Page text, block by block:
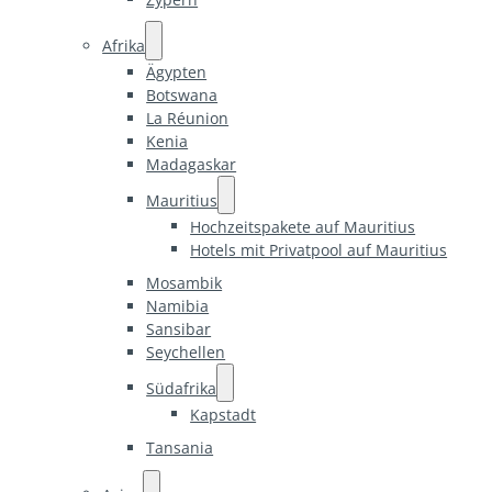
Afrika
Ägypten
Botswana
La Réunion
Kenia
Madagaskar
Mauritius
Hochzeitspakete auf Mauritius
Hotels mit Privatpool auf Mauritius
Mosambik
Namibia
Sansibar
Seychellen
Südafrika
Kapstadt
Tansania